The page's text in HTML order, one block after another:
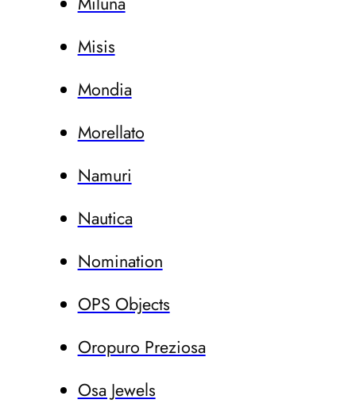
Misis
Mondia
Morellato
Namuri
Nautica
Nomination
OPS Objects
Oropuro Preziosa
Osa Jewels